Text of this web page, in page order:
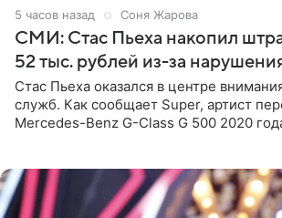
5 часов назад Соня Жарова
СМИ: Стас Пьеха накопил
52 тыс. рублей из-за
Стас Пьеха оказался в центре
служб. Как сообщает Super, артист
Mercedes-Benz G-Class G 500 2020